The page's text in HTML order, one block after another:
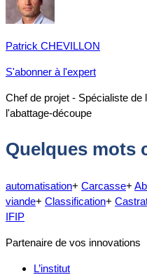
Patrick CHEVILLON
S'abonner à l'expert
Chef de projet - Spécialiste de
l'abattage-découpe
Quelques mots
automatisation+ Carcasse+
viande+ Classification+
IFIP
Partenaire de vos innovations
L’institut